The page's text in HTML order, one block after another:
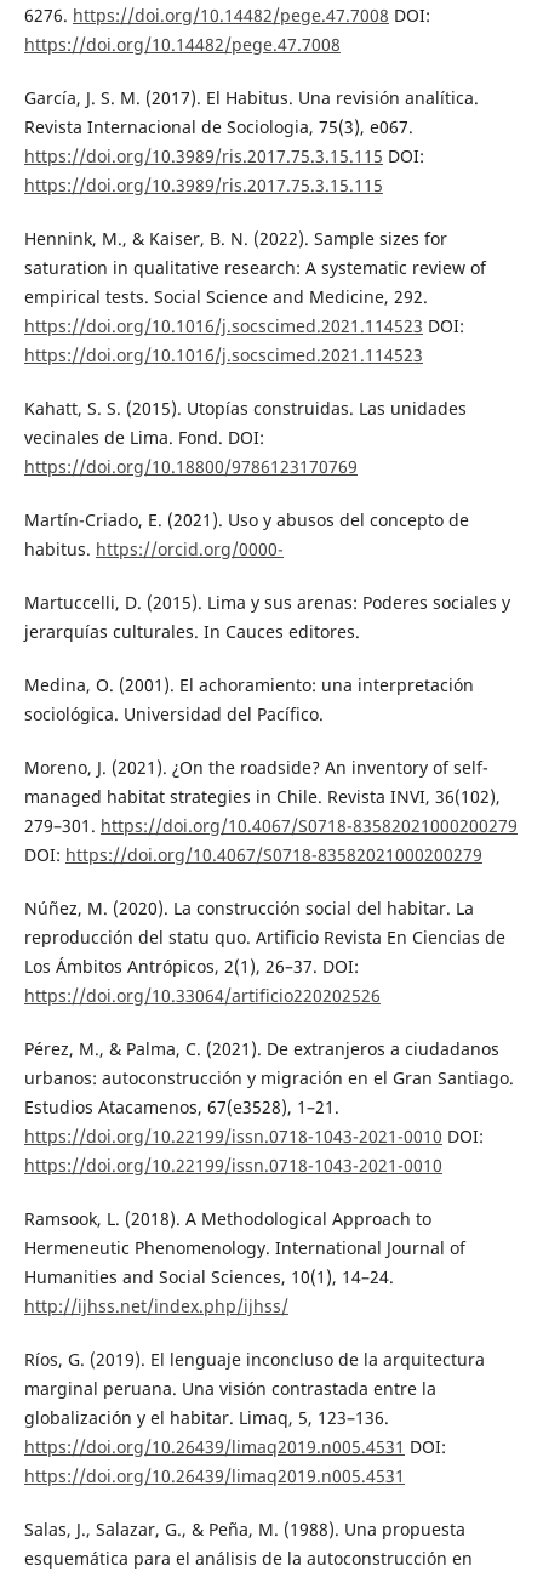
6276. https://doi.org/10.14482/pege.47.7008 DOI:
https://doi.org/10.14482/pege.47.7008
García, J. S. M. (2017). El Habitus. Una revisión analítica.
Revista Internacional de Sociologia, 75(3), e067.
https://doi.org/10.3989/ris.2017.75.3.15.115 DOI:
https://doi.org/10.3989/ris.2017.75.3.15.115
Hennink, M., & Kaiser, B. N. (2022). Sample sizes for
saturation in qualitative research: A systematic review of
empirical tests. Social Science and Medicine, 292.
https://doi.org/10.1016/j.socscimed.2021.114523 DOI:
https://doi.org/10.1016/j.socscimed.2021.114523
Kahatt, S. S. (2015). Utopías construidas. Las unidades
vecinales de Lima. Fond. DOI:
https://doi.org/10.18800/9786123170769
Martín-Criado, E. (2021). Uso y abusos del concepto de
habitus. https://orcid.org/0000-
Martuccelli, D. (2015). Lima y sus arenas: Poderes sociales y
jerarquías culturales. In Cauces editores.
Medina, O. (2001). El achoramiento: una interpretación
sociológica. Universidad del Pacífico.
Moreno, J. (2021). ¿On the roadside? An inventory of self-
managed habitat strategies in Chile. Revista INVI, 36(102),
279–301. https://doi.org/10.4067/S0718-83582021000200279
DOI: https://doi.org/10.4067/S0718-83582021000200279
Núñez, M. (2020). La construcción social del habitar. La
reproducción del statu quo. Artificio Revista En Ciencias de
Los Ámbitos Antrópicos, 2(1), 26–37. DOI:
https://doi.org/10.33064/artificio220202526
Pérez, M., & Palma, C. (2021). De extranjeros a ciudadanos
urbanos: autoconstrucción y migración en el Gran Santiago.
Estudios Atacamenos, 67(e3528), 1–21.
https://doi.org/10.22199/issn.0718-1043-2021-0010 DOI:
https://doi.org/10.22199/issn.0718-1043-2021-0010
Ramsook, L. (2018). A Methodological Approach to
Hermeneutic Phenomenology. International Journal of
Humanities and Social Sciences, 10(1), 14–24.
http://ijhss.net/index.php/ijhss/
Ríos, G. (2019). El lenguaje inconcluso de la arquitectura
marginal peruana. Una visión contrastada entre la
globalización y el habitar. Limaq, 5, 123–136.
https://doi.org/10.26439/limaq2019.n005.4531 DOI:
https://doi.org/10.26439/limaq2019.n005.4531
Salas, J., Salazar, G., & Peña, M. (1988). Una propuesta
esquemática para el análisis de la autoconstrucción en